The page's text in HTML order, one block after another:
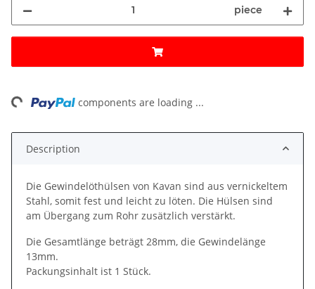
piece
components are loading ...
Description
Die Gewindelöthülsen von Kavan sind aus vernickeltem
Stahl, somit fest und leicht zu löten. Die Hülsen sind
am Übergang zum Rohr zusätzlich verstärkt.
Die Gesamtlänge beträgt 28mm, die Gewindelänge
13mm.
Packungsinhalt ist 1 Stück.